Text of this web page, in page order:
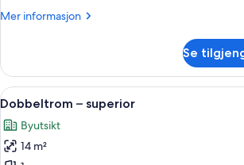
Mer informasjon
Mer
–
classic
Se
Åpne
alle
bildene
av
Sengetøy
12
Dobbeltrom – superior
Byutsikt
14 m²